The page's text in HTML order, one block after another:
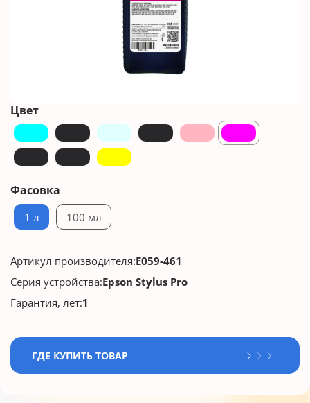
Цвет
Фасовка
1 л 100 мл
Артикул производителя:E059-461
Серия устройства:Epson Stylus Pro
Гарантия, лет:1
ГДЕ КУПИТЬ ТОВАР